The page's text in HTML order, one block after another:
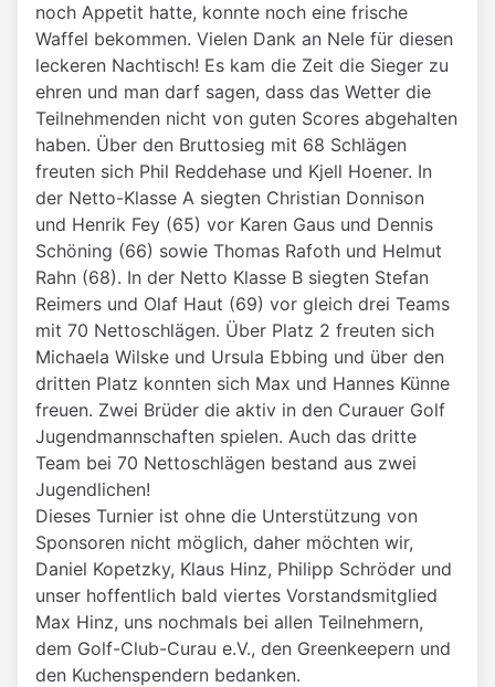
noch Appetit hatte, konnte noch eine frische
Waffel bekommen. Vielen Dank an Nele für diesen
leckeren Nachtisch! Es kam die Zeit die Sieger zu
ehren und man darf sagen, dass das Wetter die
Teilnehmenden nicht von guten Scores abgehalten
haben. Über den Bruttosieg mit 68 Schlägen
freuten sich Phil Reddehase und Kjell Hoener. In
der Netto-Klasse A siegten Christian Donnison
und Henrik Fey (65) vor Karen Gaus und Dennis
Schöning (66) sowie Thomas Rafoth und Helmut
Rahn (68). In der Netto Klasse B siegten Stefan
Reimers und Olaf Haut (69) vor gleich drei Teams
mit 70 Nettoschlägen. Über Platz 2 freuten sich
Michaela Wilske und Ursula Ebbing und über den
dritten Platz konnten sich Max und Hannes Künne
freuen. Zwei Brüder die aktiv in den Curauer Golf
Jugendmannschaften spielen. Auch das dritte
Team bei 70 Nettoschlägen bestand aus zwei
Jugendlichen!
Dieses Turnier ist ohne die Unterstützung von
Sponsoren nicht möglich, daher möchten wir,
Daniel Kopetzky, Klaus Hinz, Philipp Schröder und
unser hoffentlich bald viertes Vorstandsmitglied
Max Hinz, uns nochmals bei allen Teilnehmern,
dem Golf-Club-Curau e.V., den Greenkeepern und
den Kuchenspendern bedanken.